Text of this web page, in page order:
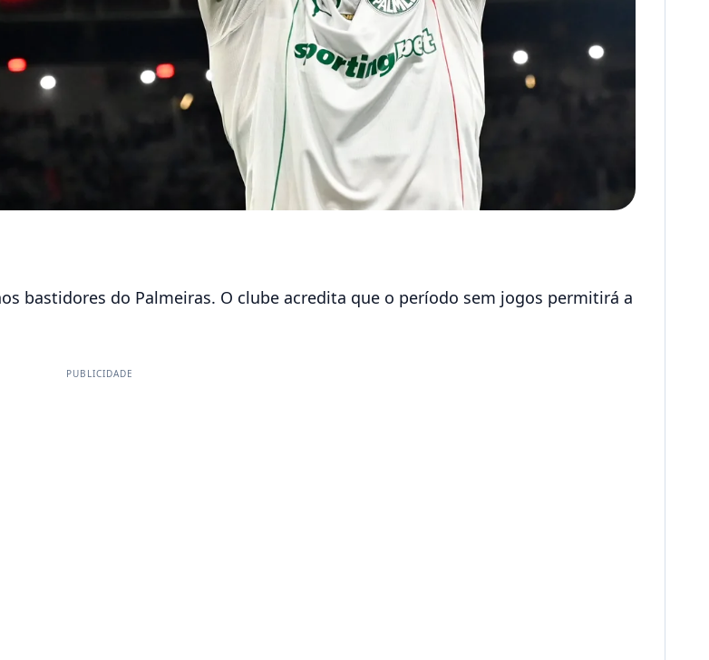
bastidores do Palmeiras. O clube acredita que o período sem jogos permitirá a
PUBLICIDADE